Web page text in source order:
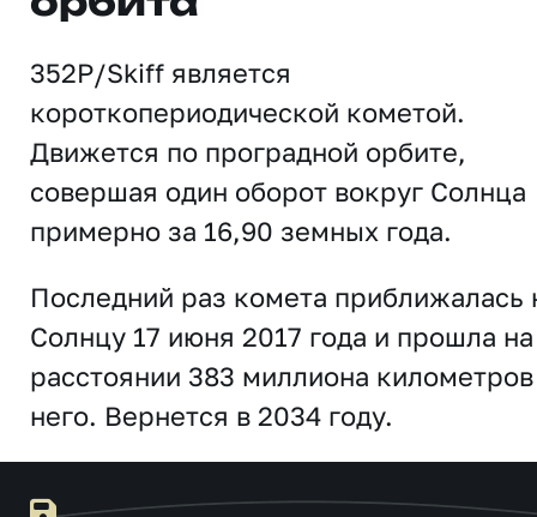
352P/Skiff является
короткопериодической кометой.
Движется по проградной орбите,
совершая один оборот вокруг Солнца
примерно за 16,90 земных года.
Последний раз комета приближалась
Солнцу 17 июня 2017 года и прошла на
расстоянии 383 миллиона
него. Вернется в 2034 году.